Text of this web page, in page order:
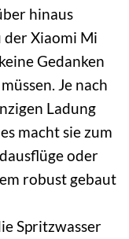
hinaus
Xiaomi Mi
Gedanken
Je nach
Ladung
macht sie zum
oder
robust gebaut
Spritzwasser